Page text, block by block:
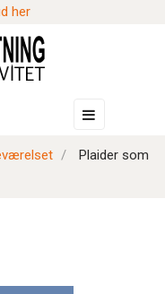
her
Skift
☰
Plaider som